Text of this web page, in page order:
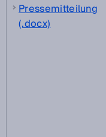
Pressemitteilung
(.docx)